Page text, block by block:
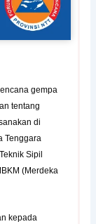
gempa
tentang
di
Tenggara
Sipil
(Merdeka
kepada